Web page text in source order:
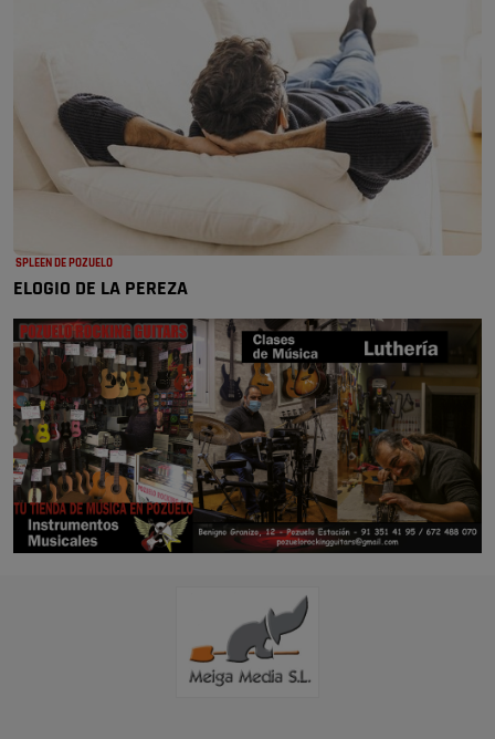
SPLEEN DE POZUELO
ELOGIO DE LA PEREZA